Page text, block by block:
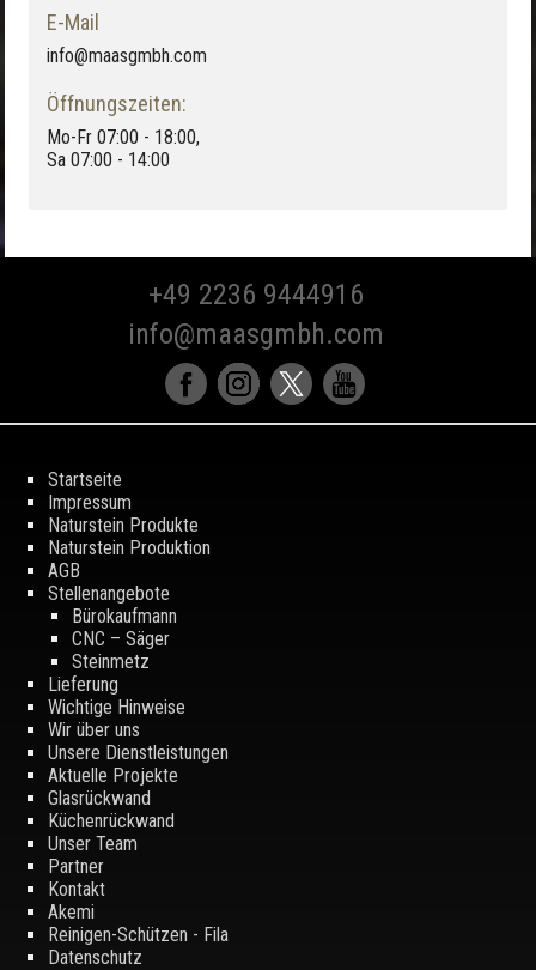
E-Mail
info@maasgmbh.com
Öffnungszeiten:
Mo-Fr 07:00 - 18:00,
Sa 07:00 - 14:00
+49 2236 9444916
info@maasgmbh.com
Startseite
Impressum
Naturstein Produkte
Naturstein Produktion
AGB
Stellenangebote
Bürokaufmann
CNC – Säger
Steinmetz
Lieferung
Wichtige Hinweise
Wir über uns
Unsere Dienstleistungen
Aktuelle Projekte
Glasrückwand
Küchenrückwand
Unser Team
Partner
Kontakt
Akemi
Reinigen-Schützen - Fila
Datenschutz